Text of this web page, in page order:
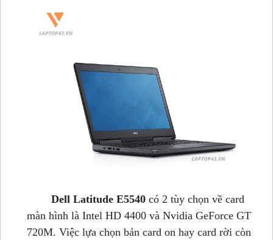
Dell Latitude E5540 có 2 tùy chọn về card
màn hình là Intel HD 4400 và Nvidia GeForce GT
720M. Việc lựa chọn bản card on hay card rời còn